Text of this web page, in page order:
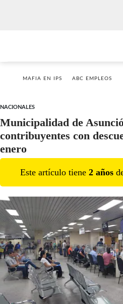
MAFIA EN IPS ABC EMPLEOS
NACIONALES
Municipalidad de
contribuyentes con
enero
Este artículo tiene 2 años